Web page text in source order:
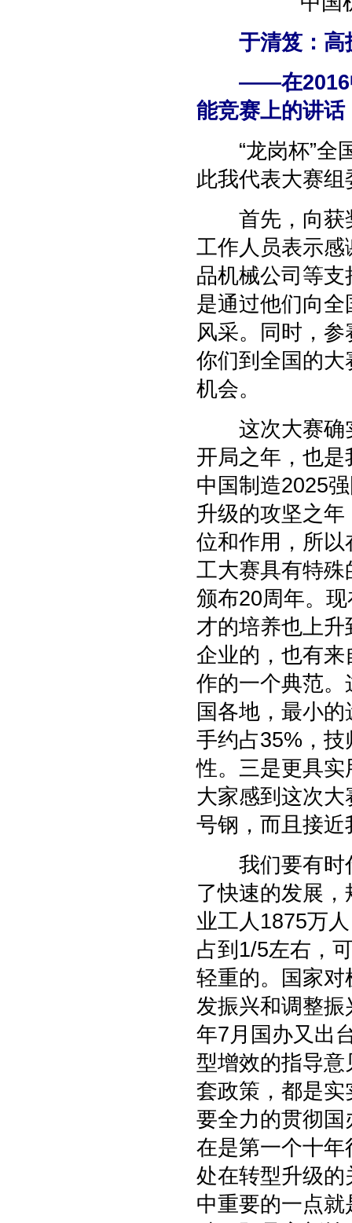
于清笈：高
——在2016中
能竞赛上的讲话
“龙岗杯”全国
此我代表大赛
首先，向获奖
工作人员表示
品机械公司等
是通过他们向
风采。同时，
你们到全国的
机会。
这次大赛确实
开局之年，也
中国制造2025
升级的攻坚之
位和作用，所
工大赛具有特
颁布20周年。
才的培养也上
企业的，也有
作的一个典范
国各地，最小
手约占35%，
性。三是更具
大家感到这次
号钢，而且接
我们要有时代
了快速的发展
业工人1875万
占到1/5左右，
轻重的。国家
发振兴和调整
年7月国办又出
型增效的指导
套政策，都是
要全力的贯彻
在是第一个十
处在转型升级
中重要的一点